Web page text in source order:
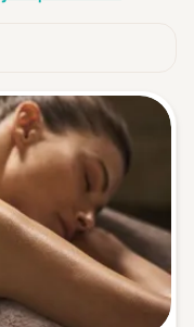
(0)
(0)